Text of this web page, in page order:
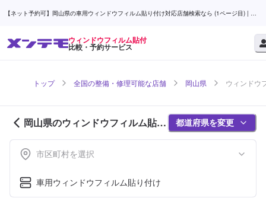
【ネット予約可】岡山県の車用ウィンドウフィルム貼り付け対応店舗検索なら (1ページ目) | メ
ウィンドウフィルム貼付
比較・予約サービス
トップ 全国の整備・修理可能な店舗 岡山県 ウィンドウ
岡山県のウィンドウフィルム貼付
対応店舗紹介 (1ページ目)
都道府県を変更
市区町村を選択
車用ウィンドウフィルム貼り付け